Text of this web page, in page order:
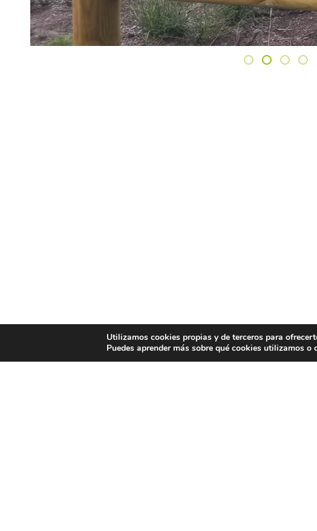
Utilizamos cookies propias y de terceros para
Puedes aprender más sobre qué cookies utilizamos o